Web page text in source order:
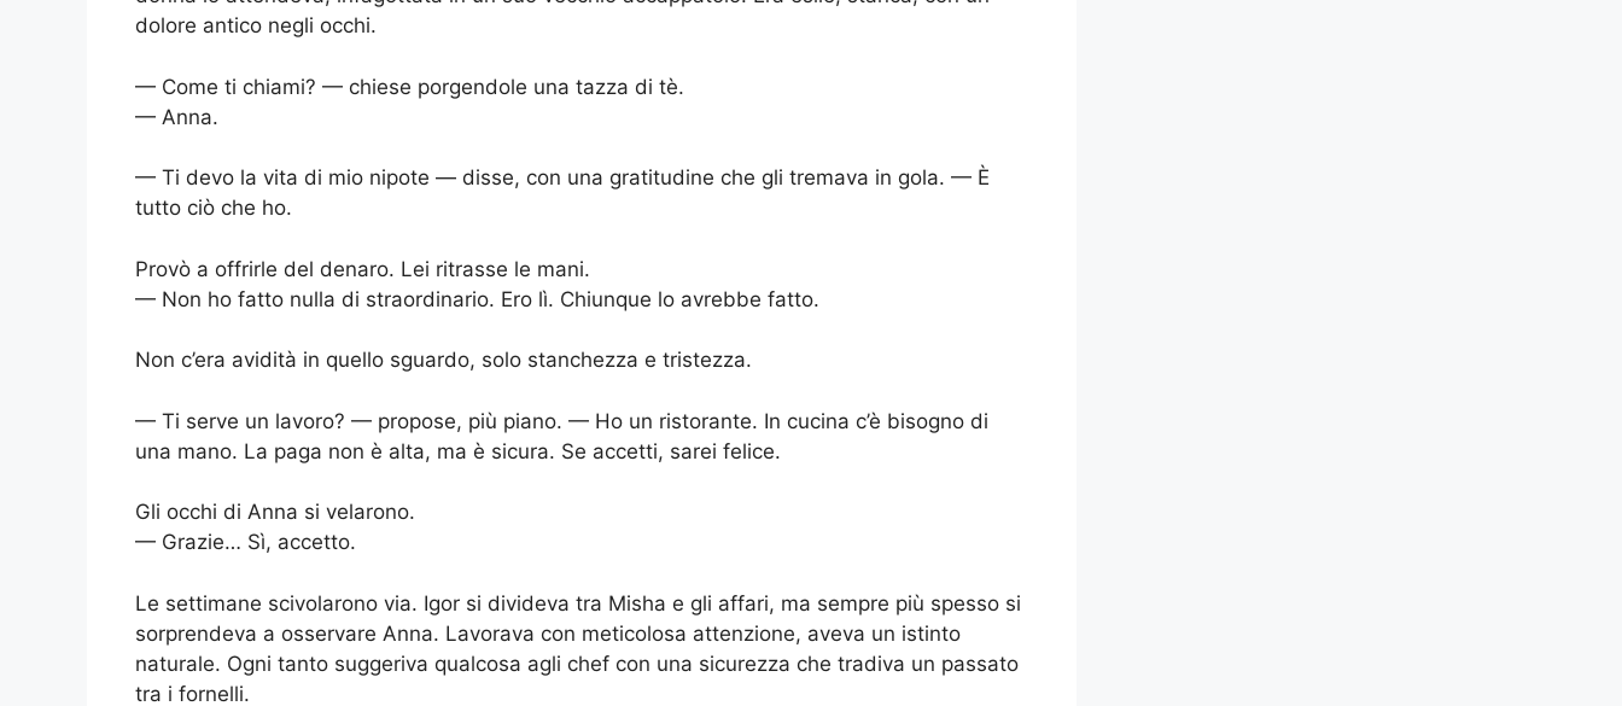
dolore antico negli occhi.
— Come ti chiami? — chiese porgendole una tazza di tè.
— Anna.
— Ti devo la vita di mio nipote — disse, con una gratitudine che gli tremava in gola. — È
tutto ciò che ho.
Provò a offrirle del denaro. Lei ritrasse le mani.
— Non ho fatto nulla di straordinario. Ero lì. Chiunque lo avrebbe fatto.
Non c’era avidità in quello sguardo, solo stanchezza e tristezza.
— Ti serve un lavoro? — propose, più piano. — Ho un ristorante. In cucina c’è bisogno di
una mano. La paga non è alta, ma è sicura. Se accetti, sarei felice.
Gli occhi di Anna si velarono.
— Grazie… Sì, accetto.
Le settimane scivolarono via. Igor si divideva tra Misha e gli affari, ma sempre più spesso si
sorprendeva a osservare Anna. Lavorava con meticolosa attenzione, aveva un istinto
naturale. Ogni tanto suggeriva qualcosa agli chef con una sicurezza che tradiva un passato
tra i fornelli.